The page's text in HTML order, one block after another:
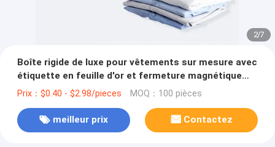
2/7
Boîte rigide de luxe pour vêtements sur mesure avec
étiquette en feuille d'or et fermeture magnétique
bleue
Prix：$0.40 - $2.98/pieces MOQ：100 pièces
meilleur prix Contactez